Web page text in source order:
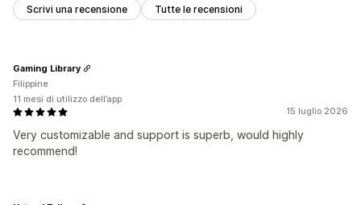
Scrivi una recensione Tutte le recensioni
15 luglio 2026
Very customizable and support is superb, would highly
recommend!
Gaming Library
Filippine
11 mesi di utilizzo dell’app